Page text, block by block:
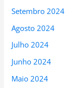
Setembro 2024
Agosto 2024
Julho 2024
Junho 2024
Maio 2024